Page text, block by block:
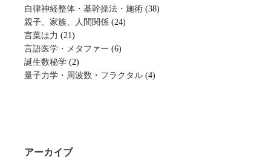
自律神経整体・基幹操法・施術 (38)
親子、家族、人間関係 (24)
言葉は力 (21)
言語医学・メタファー (6)
誕生数秘学 (2)
量子力学・周波数・フラクタル (4)
アーカイブ